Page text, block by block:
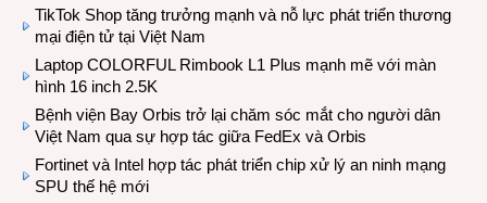
TikTok Shop tăng trưởng mạnh và nỗ lực phát triển thương
mại điện tử tại Việt Nam
Laptop COLORFUL Rimbook L1 Plus mạnh mẽ với màn
hình 16 inch 2.5K
Bệnh viện Bay Orbis trở lại chăm sóc mắt cho người dân
Việt Nam qua sự hợp tác giữa FedEx và Orbis
Fortinet và Intel hợp tác phát triển chip xử lý an ninh mạng
SPU thế hệ mới